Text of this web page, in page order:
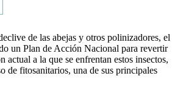
de las abejas y otros polinizadores, el
un Plan de Acción Nacional para revertir
actual a la que se enfrentan estos insectos,
de fitosanitarios, una de sus principales